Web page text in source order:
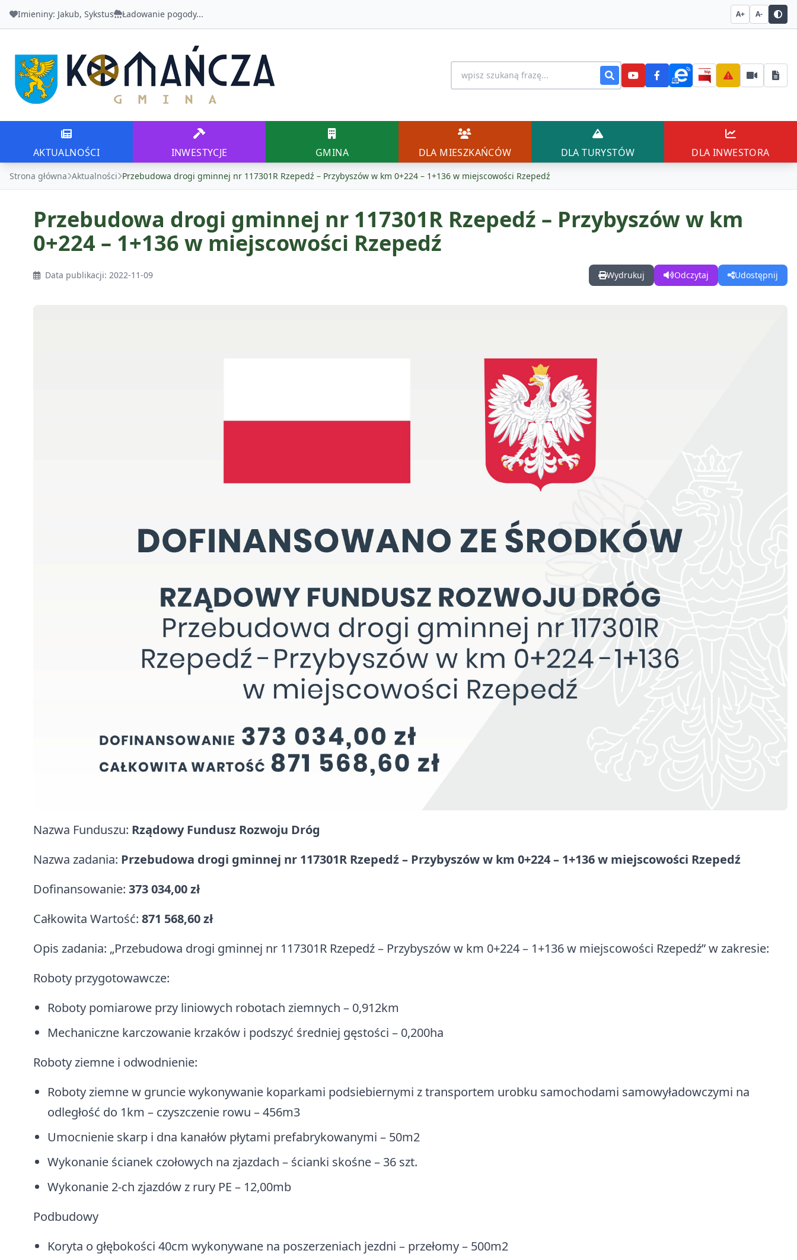
Imieniny: Jakub, Sykstus Ładowanie pogody... A+ A-
Urząd Gminy Komańcza Wyszukiwanie na stronie
AKTUALNOŚCI
AKTUALNOŚCI INWESTYCJE
INWESTYCJE GMINA
GMINA DLA MIESZKAŃCÓW
DLA MIESZKAŃCÓW DLA TURYSTÓW
DLA TURYSTÓW DLA INWESTORA
DLA
Strona główna Aktualności Przebudowa drogi gminnej nr 117301R Rzepedź – Przybyszów w km 0+224 – 1+136 w miejscowości Rzepedź
Przebudowa drogi gminnej nr 117301R Rzepedź – Przybyszów w km
0+224 – 1+136 w miejscowości Rzepedź
Data publikacji: 2022-11-09 Wydrukuj Odczytaj Udostępnij
Nazwa Funduszu: Rządowy Fundusz Rozwoju Dróg
Nazwa zadania: Przebudowa drogi gminnej nr 117301R Rzepedź – Przybyszów w km 0+224 – 1+136 w miejscowości Rzepedź
Dofinansowanie: 373 034,00 zł
Całkowita Wartość: 871 568,60 zł
Opis zadania: „Przebudowa drogi gminnej nr 117301R Rzepedź – Przybyszów w km 0+224 – 1+136 w miejscowości Rzepedź” w zakresie:
Roboty przygotowawcze:
Roboty pomiarowe przy liniowych robotach ziemnych – 0,912km
Mechaniczne karczowanie krzaków i podszyć średniej gęstości – 0,200ha
Roboty ziemne i odwodnienie:
Roboty ziemne w gruncie wykonywanie koparkami podsiebiernymi z transportem urobku samochodami samowyładowczymi na
odległość do 1km – czyszczenie rowu – 456m3
Umocnienie skarp i dna kanałów płytami prefabrykowanymi – 50m2
Wykonanie ścianek czołowych na zjazdach – ścianki skośne – 36 szt.
Wykonanie 2-ch zjazdów z rury PE – 12,00mb
Podbudowy
Koryta o głębokości 40cm wykonywane na poszerzeniach jezdni – przełomy – 500m2